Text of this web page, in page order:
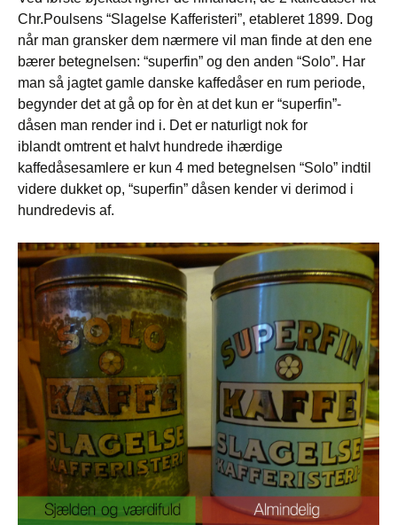
Chr.Poulsens “Slagelse Kafferisteri”, etableret 1899. Dog
når man gransker dem nærmere vil man finde at den ene
bærer betegnelsen: “superfin” og den anden “Solo”. Har
man så jagtet gamle danske kaffedåser en rum periode,
begynder det at gå op for èn at det kun er “superfin”-
dåsen man render ind i. Det er naturligt nok for
iblandt omtrent et halvt hundrede ihærdige
kaffedåsesamlere er kun 4 med betegnelsen “Solo” indtil
videre dukket op, “superfin” dåsen kender vi derimod i
hundredevis af.